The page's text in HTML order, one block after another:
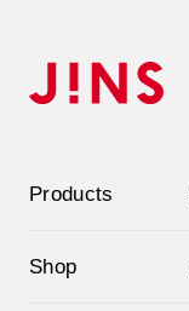
Products
サングラス
Shop